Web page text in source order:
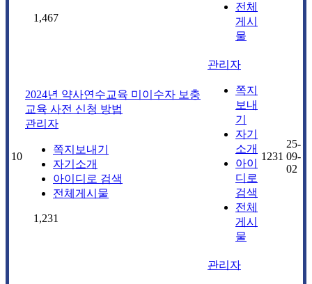
1,467
전체
게시
물
10
2024년 약사연수교육 미이수자 보충
교육 사전 신청 방법
관리자
쪽지보내기
자기소개
아이디로 검색
전체게시물
1,231
관리자
쪽지
보내
기
자기
소개
아이
디로
검색
전체
게시
물
1231
25-
09-
02
관리자